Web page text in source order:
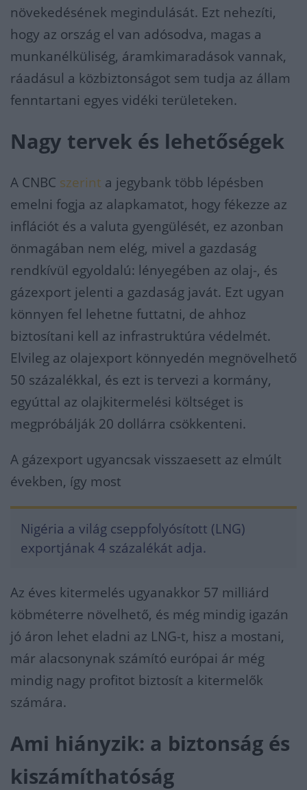
növekedésének megindulását. Ezt nehezíti,
hogy az ország el van adósodva, magas a
munkanélküliség, áramkimaradások vannak,
ráadásul a közbiztonságot sem tudja az állam
fenntartani egyes vidéki területeken.
Nagy tervek és lehetőségek
A CNBC szerint a jegybank több lépésben
emelni fogja az alapkamatot, hogy fékezze az
inflációt és a valuta gyengülését, ez azonban
önmagában nem elég, mivel a gazdaság
rendkívül egyoldalú: lényegében az olaj-, és
gázexport jelenti a gazdaság javát. Ezt ugyan
könnyen fel lehetne futtatni, de ahhoz
biztosítani kell az infrastruktúra védelmét.
Elvileg az olajexport könnyedén megnövelhető
50 százalékkal, és ezt is tervezi a kormány,
egyúttal az olajkitermelési költséget is
megpróbálják 20 dollárra csökkenteni.
A gázexport ugyancsak visszaesett az elmúlt
években, így most
Nigéria a világ cseppfolyósított (LNG)
exportjának 4 százalékát adja.
Az éves kitermelés ugyanakkor 57 milliárd
köbméterre növelhető, és még mindig igazán
jó áron lehet eladni az LNG-t, hisz a mostani,
már alacsonynak számító európai ár még
mindig nagy profitot biztosít a kitermelők
számára.
Ami hiányzik: a biztonság és
kiszámíthatóság